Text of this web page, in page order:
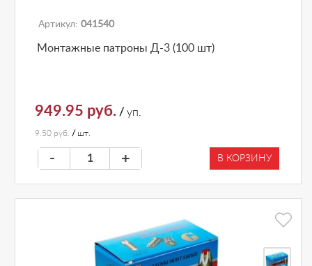
Артикул: 041540
Монтажные патроны Д-3 (100 шт)
949.95 руб. / уп.
9.50 руб. / шт.
- + В КОРЗИНУ